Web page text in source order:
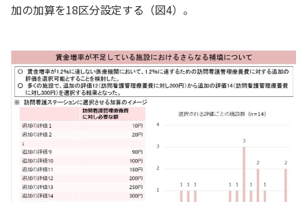
加の加算を18区分設定する（図4）。